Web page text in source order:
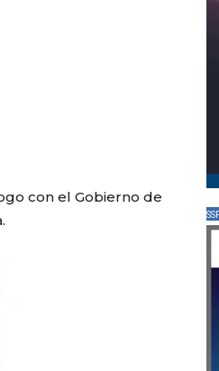
con el Gobierno de